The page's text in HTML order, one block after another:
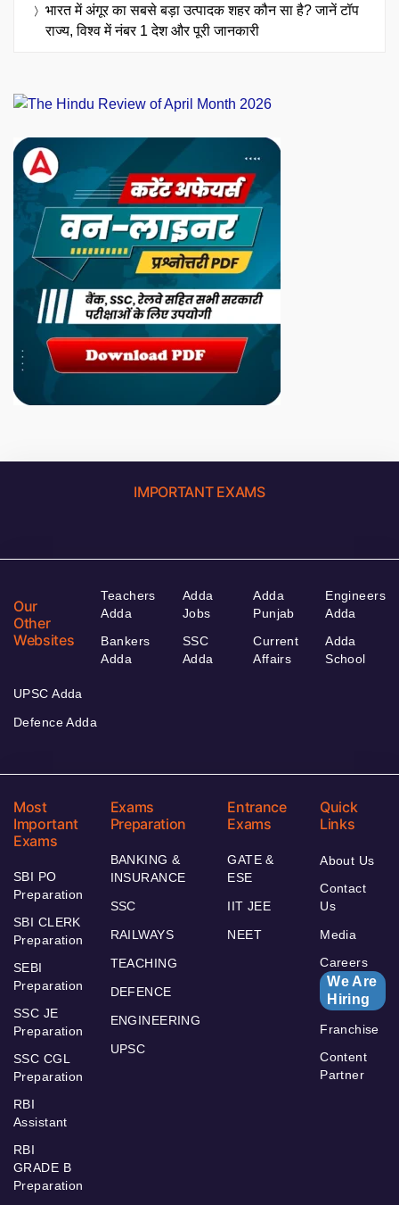
भारत में अंगूर का सबसे बड़ा उत्पादक शहर कौन सा है? जानें टॉप
राज्य, विश्व में नंबर 1 देश और पूरी जानकारी
IMPORTANT EXAMS
Our
Other
Websites
Teachers
Adda
Bankers
Adda
Adda
Jobs
SSC
Adda
Adda
Punjab
Current
Affairs
Engineers
Adda
Adda
School
UPSC Adda
Defence Adda
Most
Important
Exams
SBI PO
Preparation
SBI CLERK
Preparation
SEBI
Preparation
SSC JE
Preparation
SSC CGL
Preparation
RBI
Assistant
RBI
GRADE B
Preparation
Exams
Preparation
BANKING &
INSURANCE
SSC
RAILWAYS
TEACHING
DEFENCE
ENGINEERING
UPSC
Entrance
Exams
GATE &
ESE
IIT JEE
NEET
Quick
Links
About Us
Contact
Us
Media
Careers
We Are
Hiring
Franchise
Content
Partner